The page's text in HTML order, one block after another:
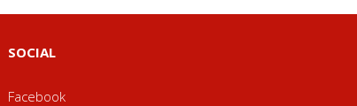
SOCIAL
Facebook